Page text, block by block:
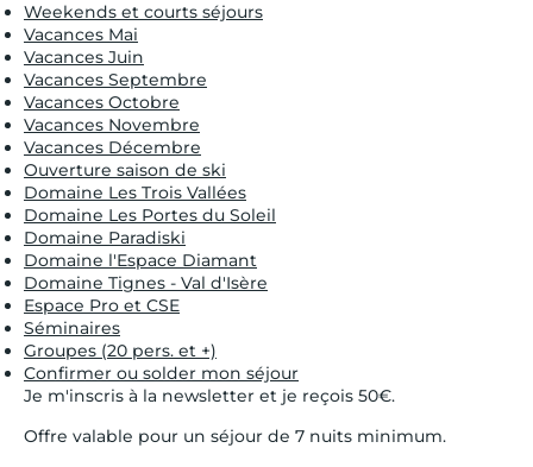
Weekends et courts séjours
Vacances Mai
Vacances Juin
Vacances Septembre
Vacances Octobre
Vacances Novembre
Vacances Décembre
Ouverture saison de ski
Domaine Les Trois Vallées
Domaine Les Portes du Soleil
Domaine Paradiski
Domaine l'Espace Diamant
Domaine Tignes - Val d'Isère
Espace Pro et CSE
Séminaires
Groupes (20 pers. et +)
Confirmer ou solder mon séjour
Je m'inscris à la newsletter et je reçois 50€.
Offre valable pour un séjour de 7 nuits minimum.